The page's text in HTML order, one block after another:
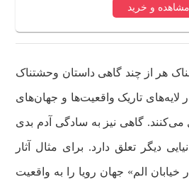
مشاهده و خرید
هر از چند گاهی داستان وحشتناک
تاریک واقعیت‌ها و جهان‌های
گاهی نیز به سادگی آدم بدی
دیگر تعلق دارد. برای مثال آثار
الم» جهان رویا را به واقعیت